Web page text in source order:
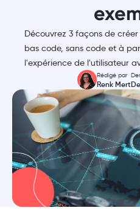
Découvrez 3 façons de
bas code, sans code et à
l'expérience de l'utilisateur
Rédigé par
Renk Mert